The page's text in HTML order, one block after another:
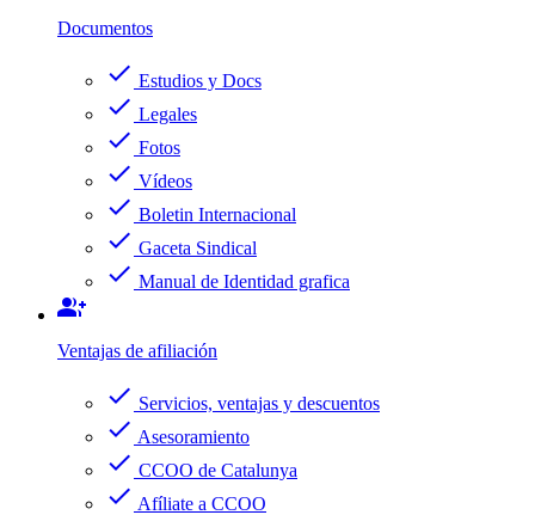
Documentos
check Estudios y Docs
check Legales
check Fotos
check Vídeos
check Boletin Internacional
check Gaceta Sindical
check Manual de Identidad grafica
group_add
Ventajas de afiliación
check Servicios, ventajas y descuentos
check Asesoramiento
check CCOO de Catalunya
check Afíliate a CCOO